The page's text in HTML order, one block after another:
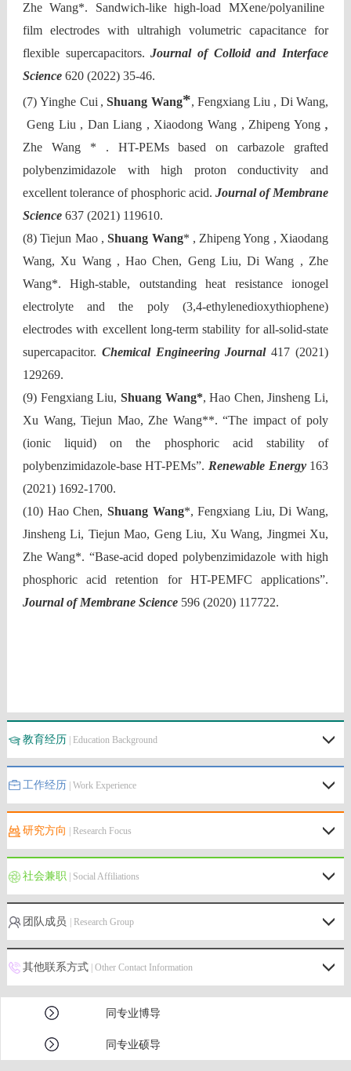
Zhe Wang*. Sandwich-like high-load MXene/polyaniline
film electrodes with ultrahigh volumetric capacitance for
flexible supercapacitors.Journal of Colloid and Interface
Science620 (2022) 35-46.
(7)Yinghe Cui ,Shuang Wang*, Fengxiang Liu , Di Wang,
Geng Liu , Dan Liang , Xiaodong Wang , Zhipeng Yong ,
Zhe Wang
* . HT-PEMs based on carbazole grafted
polybenzimidazole with high proton conductivity and
excellent tolerance of phosphoric acid.Journal of Membrane
Science 637 (2021) 119610.
(8)Tiejun Mao ,Shuang Wang* , Zhipeng Yong , Xiaodang
Wang, Xu Wang , Hao Chen, Geng Liu, Di Wang , Zhe
Wang*. High-stable, outstanding heat resistance ionogel
electrolyte and the poly (3,4-ethylenedioxythiophene)
electrodes with excellent long-term stability for all-solid-state
supercapacitor. Chemical Engineering Journal417 (2021)
129269.
(9) Fengxiang Liu, Shuang Wang*, Hao Chen, Jinsheng Li,
Xu Wang, Tiejun Mao, Zhe Wang**. “The impact of poly
(ionic liquid) on the phosphoric acid stability of
polybenzimidazole-base HT-PEMs”. Renewable Energy163
(2021) 1692-1700.
(10) Hao Chen, Shuang Wang*, Fengxiang Liu, Di Wang,
Jinsheng Li, Tiejun Mao, Geng Liu, Xu Wang, Jingmei Xu,
Zhe Wang*. “Base-acid doped polybenzimidazole with high
phosphoric acid retention for HT-PEMFC applications”.
Journal of Membrane Science596 (2020) 117722.
教育经历 | Education Background
工作经历 | Work Experience
研究方向 | Research Focus
社会兼职| Social Affiliations
团队成员 | Research Group
其他联系方式| Other Contact Information
同专业博导
同专业硕导